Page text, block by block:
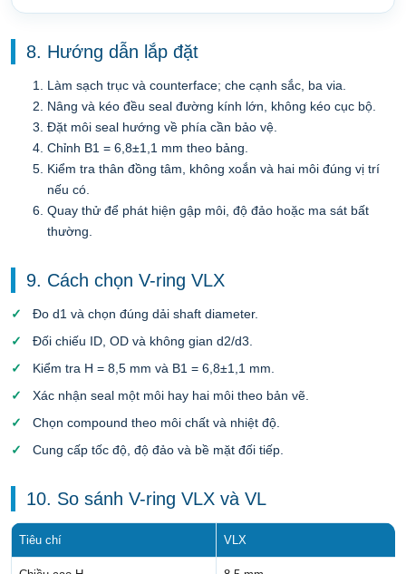
8. Hướng dẫn lắp đặt
Làm sạch trục và counterface; che cạnh sắc, ba via.
Nâng và kéo đều seal đường kính lớn, không kéo cục bộ.
Đặt môi seal hướng về phía cần bảo vệ.
Chỉnh B1 = 6,8±1,1 mm theo bảng.
Kiểm tra thân đồng tâm, không xoắn và hai môi đúng vị trí
nếu có.
Quay thử để phát hiện gập môi, độ đảo hoặc ma sát bất
thường.
9. Cách chọn V-ring VLX
Đo d1 và chọn đúng dải shaft diameter.
Đối chiếu ID, OD và không gian d2/d3.
Kiểm tra H = 8,5 mm và B1 = 6,8±1,1 mm.
Xác nhận seal một môi hay hai môi theo bản vẽ.
Chọn compound theo môi chất và nhiệt độ.
Cung cấp tốc độ, độ đảo và bề mặt đối tiếp.
10. So sánh V-ring VLX và VL
Tiêu chí VLX